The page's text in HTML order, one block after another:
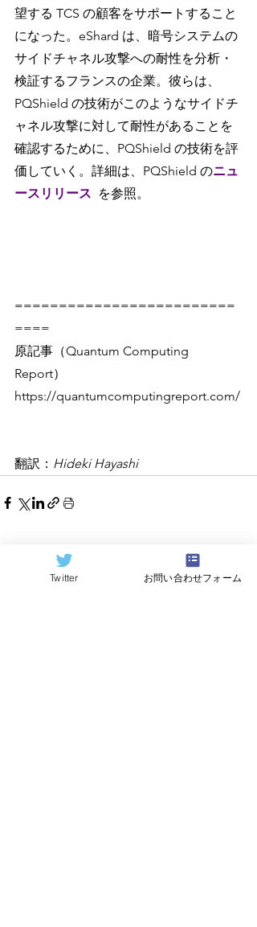
望する TCS の顧客をサポートすること
になった。eShard は、暗号システムの
サイドチャネル攻撃への耐性を分析・
検証するフランスの企業。彼らは、
PQShield の技術がこのようなサイドチ
ャネル攻撃に対して耐性があることを
確認するために、PQShield の技術を評
価していく。詳細は、PQShield のニュ
ースリリース を参照。
=========================
====
原記事（Quantum Computing
Report）
https://quantumcomputingreport.com/
翻訳： Hideki Hayashi
関連記事
Twitter お問い合わせフォーム